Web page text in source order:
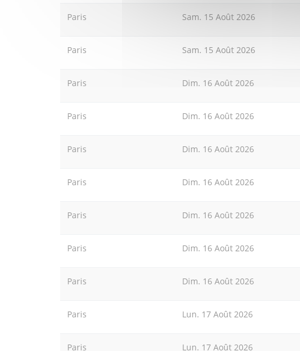
Paris Sam. 15 Août 2026
Paris Sam. 15 Août 2026
Paris Dim. 16 Août 2026
Paris Dim. 16 Août 2026
Paris Dim. 16 Août 2026
Paris Dim. 16 Août 2026
Paris Dim. 16 Août 2026
Paris Dim. 16 Août 2026
Paris Dim. 16 Août 2026
Paris Lun. 17 Août 2026
Paris Lun. 17 Août 2026